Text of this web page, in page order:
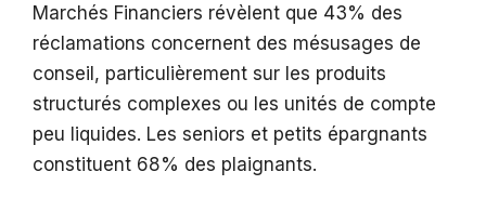
Marchés Financiers révèlent que 43% des
réclamations concernent des mésusages de
conseil, particulièrement sur les produits
structurés complexes ou les unités de compte
peu liquides. Les seniors et petits épargnants
constituent 68% des plaignants.